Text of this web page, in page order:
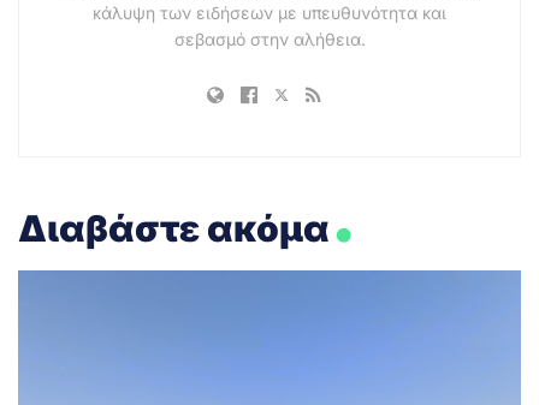
κάλυψη των ειδήσεων με υπευθυνότητα και
σεβασμό στην αλήθεια.
Διαβάστε ακόμα.